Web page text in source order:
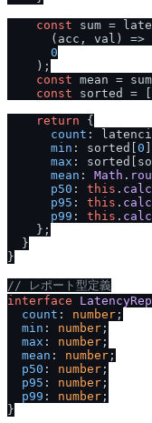
const sum =
( acc, val ) =>
0
    );
const mean =
const sorted =
return {
count :
min : sorted[0
max :
mean : Math .
p50 : this .
p95 : this .
p99 : this .
    };
  }
}
/ / レポート型定義
interface
count : number ;
min : number ;
max : number ;
mean : number ;
p50 : number ;
p95 : number ;
p99 : number ;